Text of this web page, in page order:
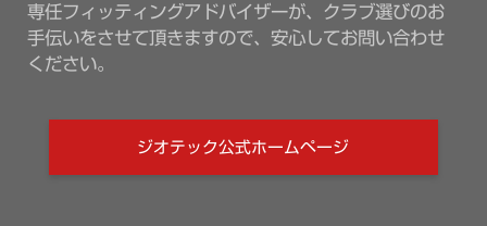
専任フィッティングアドバイザーが、クラブ選びのお
手伝いをさせて頂きますので、安心してお問い合わせ
ください。
ジオテック公式ホームページ